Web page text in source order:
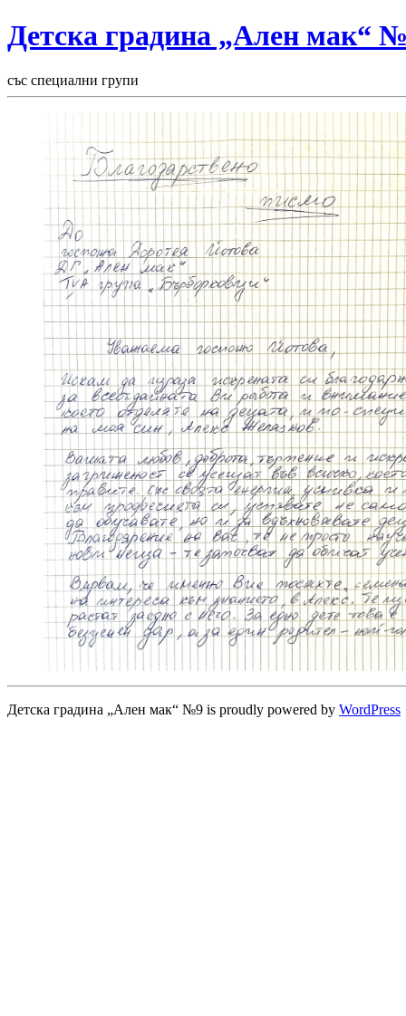
Детска градина „Ален мак“
със специални групи
Детска градина „Ален мак“ №9 is proudly powered by WordPress